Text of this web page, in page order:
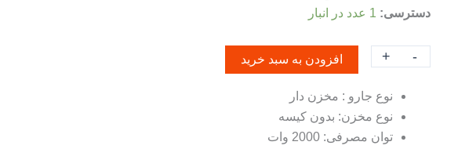
دسترسی: 1 عدد در انبار
-
+ افزودن به سبد خرید
نوع جارو : مخزن دار
نوع مخزن: بدون کیسه
توان مصرفی: 2000 وات